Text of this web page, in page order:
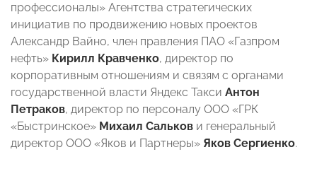
профессионалы» Агентства стратегических
инициатив по продвижению новых проектов
Александр Вайно, член правления ПАО «Газпром
нефть» Кирилл Кравченко, директор по
корпоративным отношениям и связям с органами
государственной власти Яндекс Такси Антон
Петраков, директор по персоналу ООО «ГРК
«Быстринское» Михаил Сальков и генеральный
директор ООО «Яков и Партнеры» Яков Сергиенко.